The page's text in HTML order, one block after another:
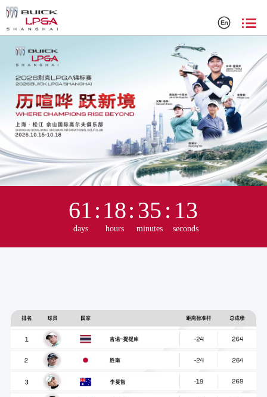
2025 别克 LPGA 锦标赛官方网站
61
days
: 18
hours
: 35
minutes
: 13
seconds